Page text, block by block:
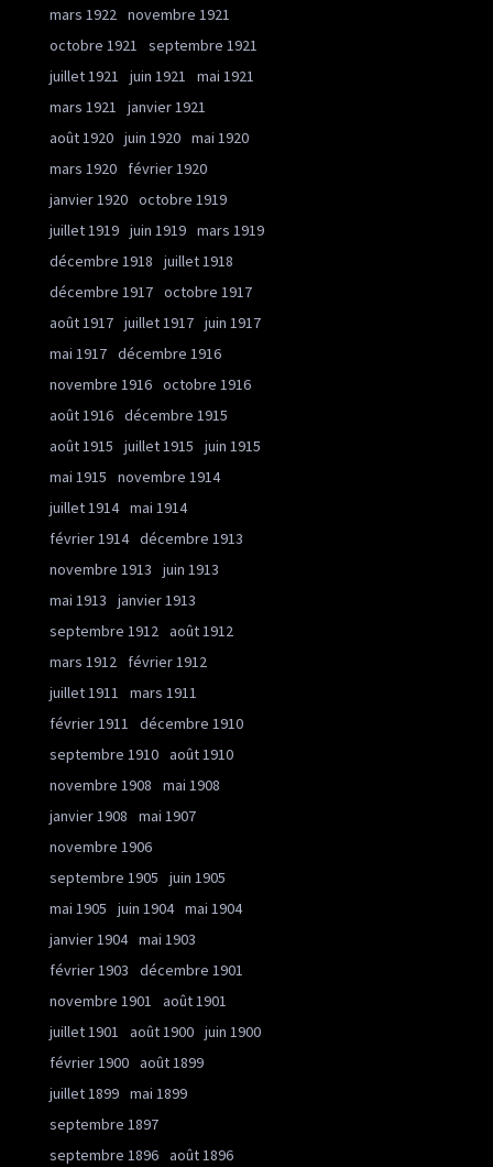
mars 1922 novembre 1921
octobre 1921
septembre 1921
juillet 1921
juin 1921
mai 1921
mars 1921
janvier 1921
août 1920 juin 1920 mai 1920
mars 1920
février 1920
janvier 1920 octobre 1919
juillet 1919 juin 1919 mars 1919
décembre 1918
juillet 1918
décembre 1917 octobre 1917
août 1917 juillet 1917 juin 1917
mai 1917 décembre 1916
novembre 1916 octobre 1916
août 1916 décembre 1915
août 1915
juillet 1915
juin 1915
mai 1915
novembre 1914
juillet 1914 mai 1914
février 1914 décembre 1913
novembre 1913
juin 1913
mai 1913
janvier 1913
septembre 1912 août 1912
mars 1912
février 1912
juillet 1911
mars 1911
février 1911
décembre 1910
septembre 1910 août 1910
novembre 1908
mai 1908
janvier 1908
mai 1907
novembre 1906
septembre 1905
juin 1905
mai 1905
juin 1904 mai 1904
janvier 1904 mai 1903
février 1903
décembre 1901
novembre 1901
août 1901
juillet 1901
août 1900 juin 1900
février 1900 août 1899
juillet 1899 mai 1899
septembre 1897
septembre 1896 août 1896